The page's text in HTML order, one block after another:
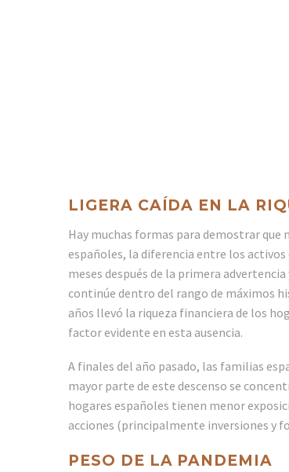
LIGERA CAÍDA EN LA
Hay muchas formas para demostrar que
españoles, la diferencia entre los activos
meses después de la primera
continúe dentro del rango de máximos
años llevó la riqueza financiera de los
factor evidente en esta ausencia.
A finales del año pasado, las familias
mayor parte de este descenso se
hogares españoles tienen menor
acciones (principalmente inversiones y
PESO DE LA PANDEMIA